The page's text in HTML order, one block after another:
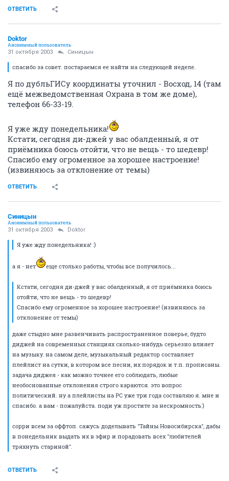
ОТВЕТИТЬ
Doktor
Анонимный пользователь
31 октября 2003 Синицын
спасибо за совет. постараемся ее найти на следующей неделе.
Я по дубльГИСу координаты уточнил - Восход, 14 (там
ещё межведомственная Охрана в том же доме),
телефон 66-33-19.
Я уже жду понедельника!
Кстати, сегодня ди-джей у вас обалденный, я от
приёмника боюсь отойти, что не вещь - то шедевр!
Спасибо ему огроменное за хорошее настроение!
(извиняюсь за отклонение от темы)
ОТВЕТИТЬ
Синицын
Анонимный пользователь
31 октября 2003 Doktor
Я уже жду понедельника! :)
а я - нет еще столько работы, чтобы все получилось...
Кстати, сегодня ди-джей у вас обалденный, я от приёмника боюсь
отойти, что не вещь - то шедевр!
Спасибо ему огроменное за хорошее настроение! (извиняюсь за
отклонение от темы)
даже стыдно мне развенчивать распространенное поверье, будто
диджей на современных станциях сколько-нибудь серьезно влияет
на музыку. на самом деле, музыкальный редактор составляет
плейлист на сутки, в котором все песни, их порядок и т.п. прописаны.
задача диджея - как можно точнее его соблюдать, любые
необоснованные отклонения строго караются. это вопрос
политический. ну а плейлисты на РС уже три года составляю я. мне и
спасибо. а вам - пожалуйста. поди уж простите за нескромность:)
сорри всем за оффтоп. сажусь доделывать "Тайны Новосибирска", дабы
в понедельник выдать их в эфир и порадовать всех "любителей
тряхнуть стариной".
ОТВЕТИТЬ